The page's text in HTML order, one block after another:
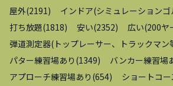
屋外(2191 ) インドア(シミュレーションゴ
打ち放題(1818) 安い(2352) 広い(200ヤ
弾道測定器(トップレーサー、トラックマン
パター練習場あり (1349) バンカー練習場
アプローチ練習場あり (654) ショートコー